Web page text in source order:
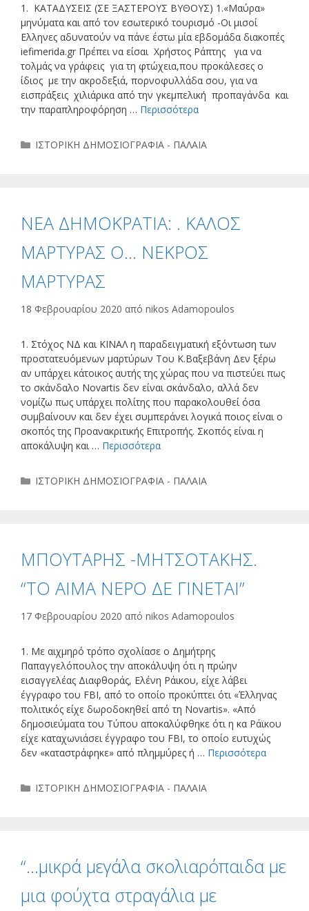
1. ΚΑΤΑΔΥΣΕΙΣ (ΣΕ ΞΑΣΤΕΡΟΥΣ ΒΥΘΟΥΣ) 1.«Μαύρα»
μηνύματα και από τον εσωτερικό τουρισμό -Οι μισοί
Ελληνες αδυνατούν να πάνε έστω μία εβδομάδα διακοπές
iefimerida.gr Πρέπει να είσαι Χρήστος Ράπτης για να
τολμάς να γράφεις για τη φτώχεια,που προκάλεσες ο
ίδιος με την ακροδεξιά, πορνοφυλλάδα σου, για να
εισπράξεις χιλιάρικα από την γκεμπελική προπαγάνδα και
την παραπληροφόρηση … Περισσότερα
Κατηγορίες
ΙΣΤΟΡΙΚΗ ΔΗΜΟΣΙΟΓΡΑΦΙΑ - ΠΑΛΑΙΑ
ΝΕΑ ΔΗΜΟΚΡΑΤΙΑ: . ΚΑΛΟΣ
ΜΑΡΤΥΡΑΣ Ο… ΝΕΚΡΟΣ
ΜΑΡΤΥΡΑΣ
18 Φεβρουαρίου 2020 από nikos Adamopoulos
1. Στόχος ΝΔ και ΚΙΝΑΛ η παραδειγματική εξόντωση των
προστατευόμενων μαρτύρων Του Κ.Βαξεβάνη Δεν ξέρω
αν υπάρχει κάτοικος αυτής της χώρας που να πιστεύει πως
το σκάνδαλο Novartis δεν είναι σκάνδαλο, αλλά δεν
νομίζω πως υπάρχει πολίτης που παρακολουθεί όσα
συμβαίνουν και δεν έχει συμπεράνει λογικά ποιος είναι ο
σκοπός της Προανακριτικής Επιτροπής. Σκοπός είναι η
αποκάλυψη και … Περισσότερα
Κατηγορίες
ΙΣΤΟΡΙΚΗ ΔΗΜΟΣΙΟΓΡΑΦΙΑ - ΠΑΛΑΙΑ
ΜΠΟΥΤΑΡΗΣ -ΜΗΤΣΟΤΑΚΗΣ.
“ΤΟ ΑΙΜΑ ΝΕΡΟ ΔΕ ΓΙΝΕΤΑΙ”
17 Φεβρουαρίου 2020 από nikos Adamopoulos
1. Με αιχμηρό τρόπο σχολίασε ο Δημήτρης
Παπαγγελόπουλος την αποκάλυψη ότι η πρώην
εισαγγελέας Διαφθοράς, Ελένη Ράικου, είχε λάβει
έγγραφο του FBI, από το οποίο προκύπτει ότι «Έλληνας
πολιτικός είχε δωροδοκηθεί από τη Novartis». «Από
δημοσιεύματα του Τύπου αποκαλύφθηκε ότι η κα Ράϊκου
είχε καταχωνιάσει έγγραφο του FBI, το οποίο ευτυχώς
δεν «καταστράφηκε» από πλημμύρες ή … Περισσότερα
Κατηγορίες
ΙΣΤΟΡΙΚΗ ΔΗΜΟΣΙΟΓΡΑΦΙΑ - ΠΑΛΑΙΑ
“…μικρά μεγάλα σκολιαρόπαιδα με
μια φούχτα στραγάλια με